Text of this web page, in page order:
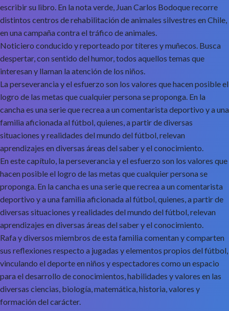
escribir su libro. En la nota verde, Juan Carlos Bodoque recorre
distintos centros de rehabilitación de animales silvestres en Chile,
en una campaña contra el tráfico de animales.
Noticiero conducido y reporteado por títeres y muñecos. Busca
despertar, con sentido del humor, todos aquellos temas que
interesan y llaman la atención de los niños.
La perseverancia y el esfuerzo son los valores que hacen posible el
logro de las metas que cualquier persona se proponga. En la
cancha es una serie que recrea a un comentarista deportivo y a una
familia aficionada al fútbol, quienes, a partir de diversas
situaciones y realidades del mundo del fútbol, relevan
aprendizajes en diversas áreas del saber y el conocimiento.
En este capítulo, la perseverancia y el esfuerzo son los valores que
hacen posible el logro de las metas que cualquier persona se
proponga. En la cancha es una serie que recrea a un comentarista
deportivo y a una familia aficionada al fútbol, quienes, a partir de
diversas situaciones y realidades del mundo del fútbol, relevan
aprendizajes en diversas áreas del saber y el conocimiento.
Rafa y diversos miembros de esta familia comentan y comparten
sus reflexiones respecto a jugadas y elementos propios del fútbol,
vinculando el deporte en niños y espectadores como un espacio
para el desarrollo de conocimientos, habilidades y valores en las
diversas ciencias, biología, matemática, historia, valores y
formación del carácter.